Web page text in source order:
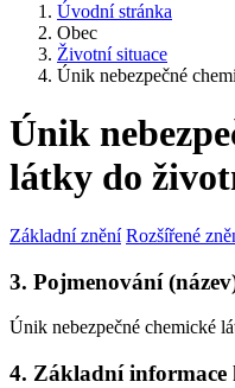
Úvodní stránka
Obec
Životní situace
Únik nebezpečné
Únik
látky do
Základní znění Rozšířené
3. Pojmenování
Únik nebezpečné chemické
4. Základní informace